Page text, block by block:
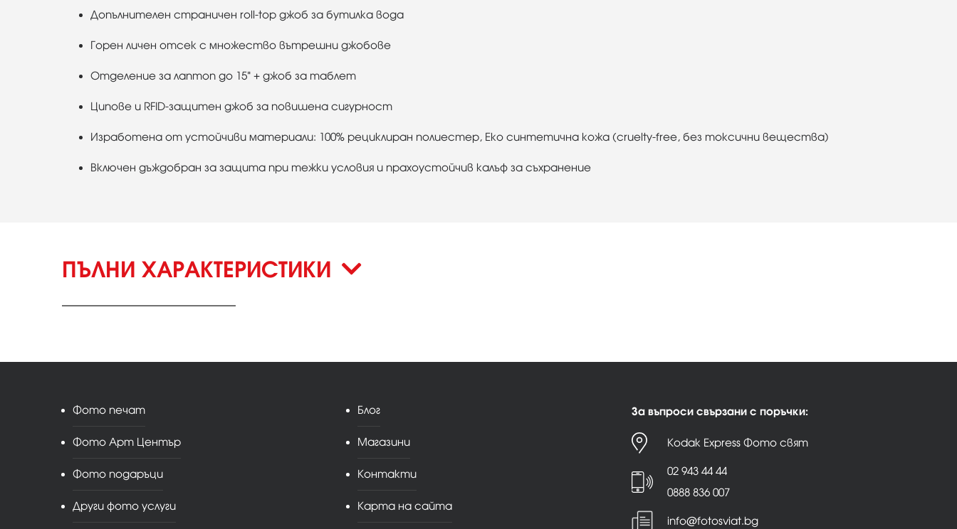
Допълнителен страничен roll-top джоб за бутилка вода
Горен личен отсек с множество вътрешни джобове
Отделение за лаптоп до 15" + джоб за таблет
Ципове и RFID-защитен джоб за повишена сигурност
Изработена от устойчиви материали: 100% рециклиран полиестер, Еко синтетична кожа (cruelty-free, без токсични вещества)
Включен дъждобран за защита при тежки условия и прахоустойчив калъф за съхранение
ПЪЛНИ ХАРАКТЕРИСТИКИ
Фото печат
Фото Арт Център
Фото подаръци
Други фото услуги
Блог
Магазини
Контакти
Карта на сайта
За въпроси свързани с поръчки:
Kodak Express Фото свят
02 943 44 44
0888 836 007
info@fotosviat.bg